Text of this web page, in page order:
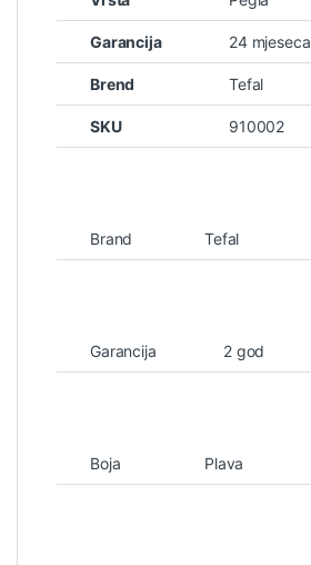
Garancija 24 mjeseca
Brend Tefal
SKU 910002
Brand Tefal
Garancija 2 god
Boja Plava